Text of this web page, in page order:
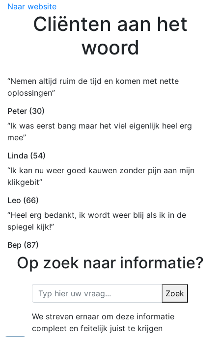
Naar website
Cliënten aan het
woord
“Nemen altijd ruim de tijd en komen met nette
oplossingen”
Peter (30)
“Ik was eerst bang maar het viel eigenlijk heel erg
mee”
Linda (54)
“Ik kan nu weer goed kauwen zonder pijn aan mijn
klikgebit”
Leo (66)
“Heel erg bedankt, ik wordt weer blij als ik in de
spiegel kijk!”
Bep (87)
Op zoek naar informatie?
Zoek
We streven ernaar om deze informatie
compleet en feitelijk juist te krijgen